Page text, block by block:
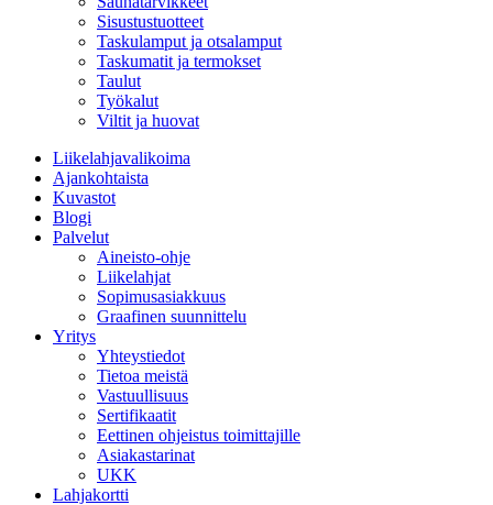
Sisustustuotteet
Taskulamput ja otsalamput
Taskumatit ja termokset
Taulut
Työkalut
Viltit ja huovat
Liikelahjavalikoima
Ajankohtaista
Kuvastot
Blogi
Palvelut
Aineisto-ohje
Liikelahjat
Sopimusasiakkuus
Graafinen suunnittelu
Yritys
Yhteystiedot
Tietoa meistä
Vastuullisuus
Sertifikaatit
Eettinen ohjeistus toimittajille
Asiakastarinat
UKK
Lahjakortti